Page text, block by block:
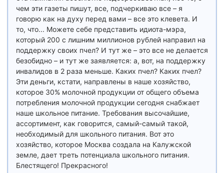
чем эти газеты пишут, все, подчеркиваю все – я
говорю как на духу перед вами – все это клевета. И
то, что... Можете себе представить идиота-мэра,
который 200 с лишним миллионов рублей направил на
поддержку своих пчел? И тут же – это все не делается
безобидно – и тут же заявляется: а, вот, на поддержку
инвалидов в 2 раза меньше. Каких пчел? Каких пчел?
Эти деньги, кстати, направлены в наше хозяйство,
которое 30% молочной продукции от общего объема
потребления молочной продукции сегодня снабжает
наше школьное питание. Требования высочайшие,
ассортимент, как говорится, самый-самый такой,
необходимый для школьного питания. Вот это
хозяйство, которое Москва создала на Калужской
земле, дает треть потенциала школьного питания.
Блестящего! Прекрасного!